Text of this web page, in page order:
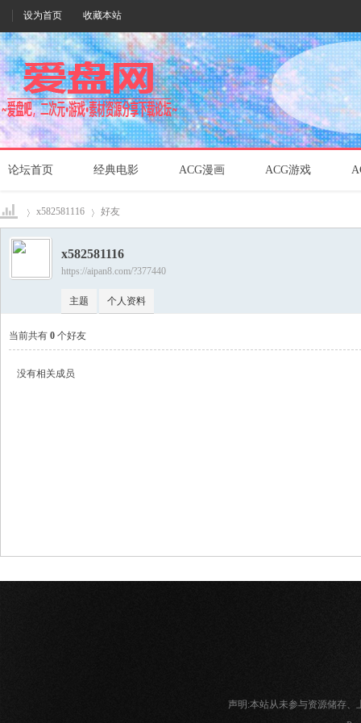
设为首页 收藏本站
论坛首页 经典电影 ACG漫画 ACG游戏
爱盘›
x582581116 好友
x582581116
https://aipan8.com/?377440
主题 个人资料
当前共有 0 个好友
没有相关成员
声明:本站从未参与资源储存、